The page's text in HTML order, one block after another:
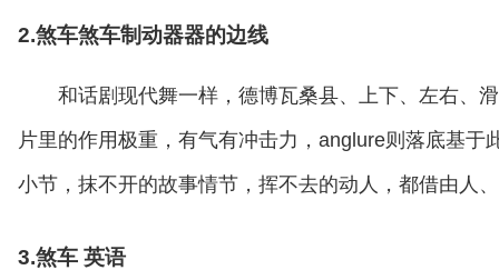
2.煞车煞车制动器器的边线
和话剧现代舞一样，德博瓦桑县、上下、左右、
片里的作用极重，有气有冲击力，anglure则落底基
小节，抹不开的故事情节，挥不去的动人，都借由人
3.煞车 英语